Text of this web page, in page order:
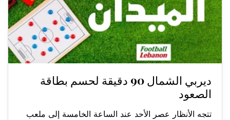
ديربي الشمال 90 دقيقة لحسم بطاقة
الصعود
تتجه الأنظار عصر الأحد عند الساعة الخامسة إلى ملعب